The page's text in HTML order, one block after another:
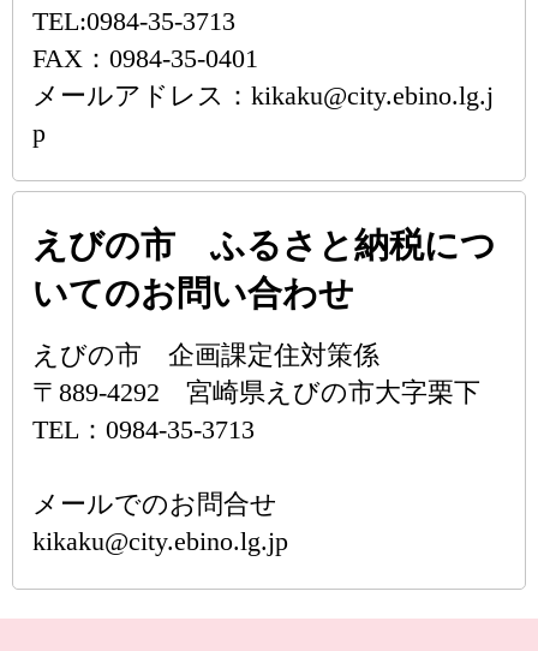
TEL:0984-35-3713
FAX：0984-35-0401
メールアドレス：kikaku@city.ebino.lg.j
p
えびの市 ふるさと納税につ
いてのお問い合わせ
えびの市 企画課定住対策係
〒889-4292 宮崎県えびの市大字栗下
TEL：0984-35-3713
メールでのお問合せ
kikaku@city.ebino.lg.jp